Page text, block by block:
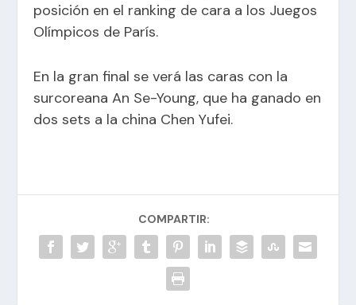
posición en el ranking de cara a los Juegos
Olímpicos de París.
En la gran final se verá las caras con la
surcoreana An Se-Young, que ha ganado en
dos sets a la china Chen Yufei.
COMPARTIR: